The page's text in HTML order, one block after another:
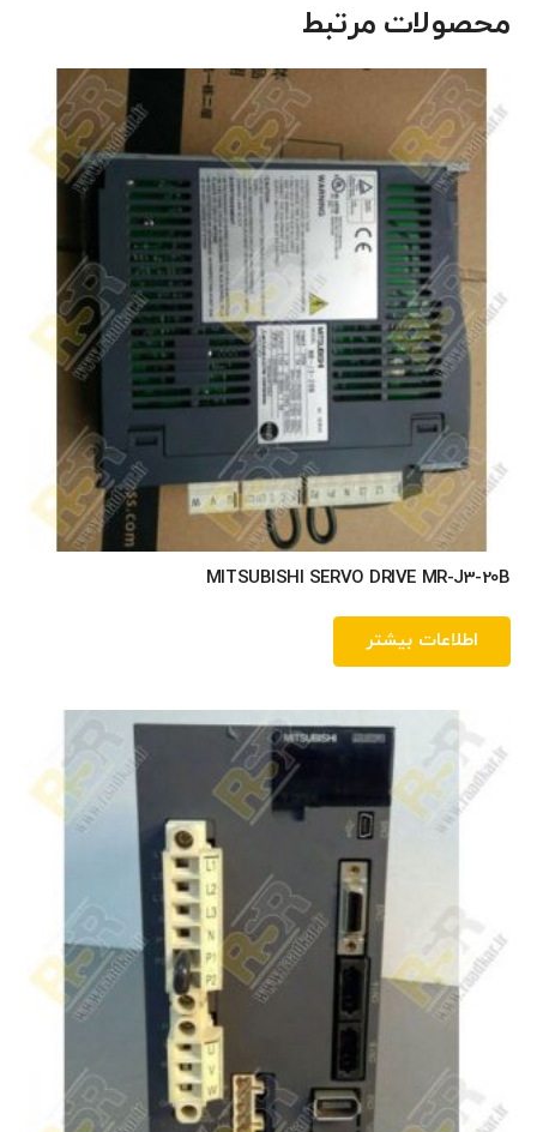
محصولات مرتبط
MITSUBISHI SERVO DRIVE MR-J3-20B
اطلاعات بیشتر